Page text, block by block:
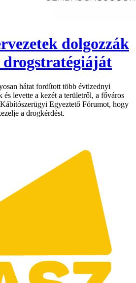
dolgozzák
hátat fordított több évtizednyi
levette a kezét a területről, a főváros
Egyeztető Fórumot, hogy
a drogkérdést.